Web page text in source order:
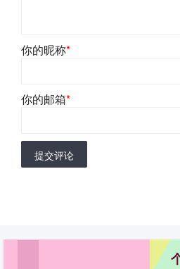
你的昵称*
你的邮箱*
提交评论